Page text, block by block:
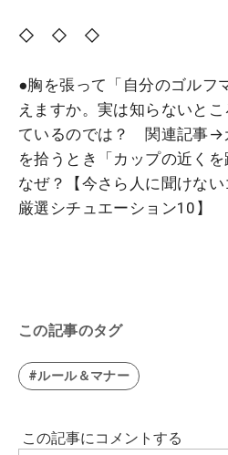
◇ ◇ ◇
●胸を張って「自分のゴルフ
えますか。実は知らないと
ているのでは？関連記事→
を拾うとき「カップの近くを
なぜ？【今さら人に聞けな
厳選シチュエーション10】
この記事のタグ
#ルール＆マナー